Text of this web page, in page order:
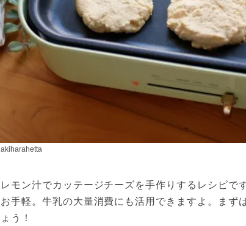
モン汁でカッテージチーズを手作りするレシピで
手軽。牛乳の大量消費にも活用できますよ。まず
う！